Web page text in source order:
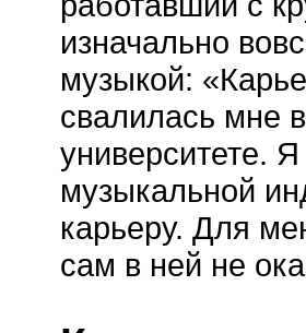
изначально
музыкой:
свалилась мне
университете.
музыкальной
карьеру. Для
сам в ней не